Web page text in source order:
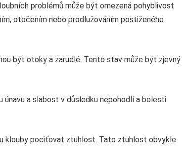
problémů může být omezená pohyblivost
otočením nebo prodlužováním postiženého
být otoky a zarudlé. Tento stav může být zjevný
a slabost v důsledku nepohodlí a bolesti
klouby pociťovat ztuhlost. Tato ztuhlost obvykle